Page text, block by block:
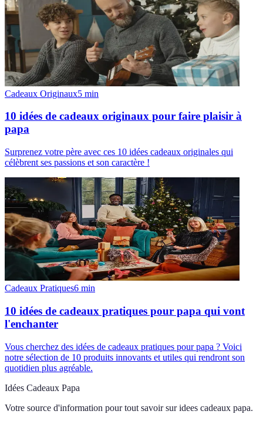
Cadeaux Originaux5 min
10 idées de cadeaux originaux pour faire plaisir à
papa
Surprenez votre père avec ces 10 idées cadeaux originales qui
célèbrent ses passions et son caractère !
Cadeaux Pratiques6 min
10 idées de cadeaux pratiques pour papa qui vont
l'enchanter
Vous cherchez des idées de cadeaux pratiques pour papa ? Voici
notre sélection de 10 produits innovants et utiles qui rendront son
quotidien plus agréable.
Idées Cadeaux Papa
Votre source d'information pour tout savoir sur idees cadeaux papa.